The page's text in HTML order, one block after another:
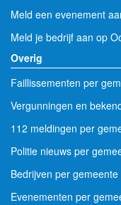
Meld een evenement
Meld je bedrijf aan op
Overig
Faillissementen per
Vergunningen en
112 meldingen per
Politie nieuws per
Bedrijven per gemeente
Evenementen per